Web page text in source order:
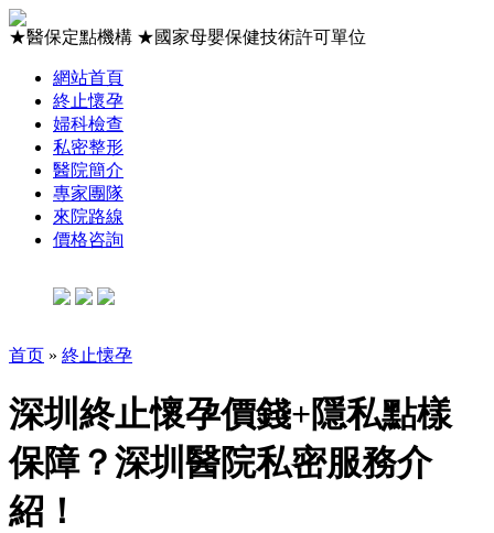
★醫保定點機構 ★國家母嬰保健技術許可單位
網站首頁
終止懷孕
婦科檢查
私密整形
醫院簡介
專家團隊
來院路線
價格咨詢
首页 » 終止懐孕
深圳終止懷孕價錢+隱私點樣
保障？深圳醫院私密服務介
紹！